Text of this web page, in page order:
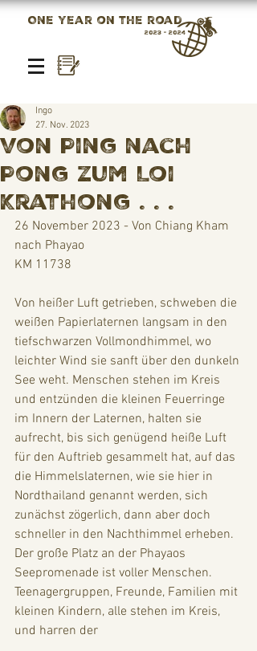
One year on the road
2023 - 2024
Von Ping nach
Pong zum Loi
Krathong . . .
Ingo
27. Nov. 2023
26 November 2023 - Von Chiang Kham
nach Phayao
KM 11738
Von heißer Luft getrieben, schweben die
weißen Papierlaternen langsam in den
tiefschwarzen Vollmondhimmel, wo
leichter Wind sie sanft über den dunkeln
See weht. Menschen stehen im Kreis
und entzünden die kleinen Feuerringe
im Innern der Laternen, halten sie
aufrecht, bis sich genügend heiße Luft
für den Auftrieb gesammelt hat, auf das
die Himmelslaternen, wie sie hier in
Nordthailand genannt werden, sich
zunächst zögerlich, dann aber doch
schneller in den Nachthimmel erheben.
Der große Platz an der Phayaos
Seepromenade ist voller Menschen.
Teenagergruppen, Freunde, Familien mit
kleinen Kindern, alle stehen im Kreis,
und harren der